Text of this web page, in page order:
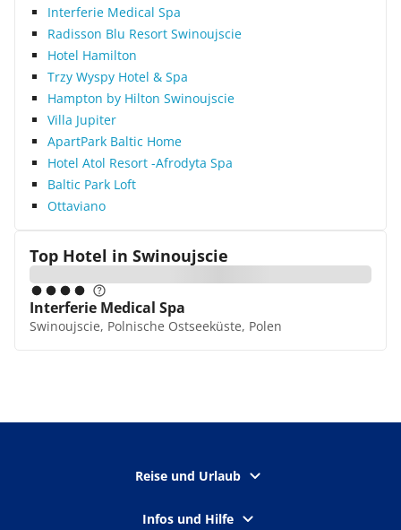
Interferie Medical Spa
Radisson Blu Resort Swinoujscie
Hotel Hamilton
Trzy Wyspy Hotel & Spa
Hampton by Hilton Swinoujscie
Villa Jupiter
ApartPark Baltic Home
Hotel Atol Resort -Afrodyta Spa
Baltic Park Loft
Ottaviano
Top Hotel in Swinoujscie
Interferie Medical Spa
Swinoujscie, Polnische Ostseeküste, Polen
Reise und Urlaub
Infos und Hilfe